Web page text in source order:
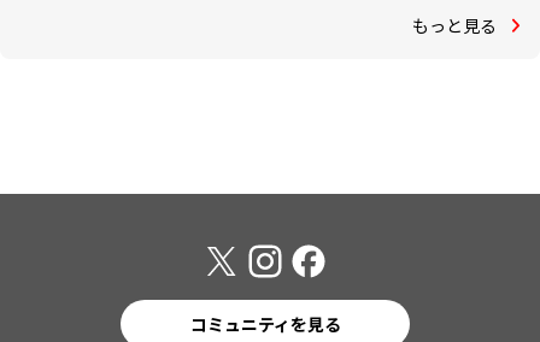
もっと見る
コミュニティを見る